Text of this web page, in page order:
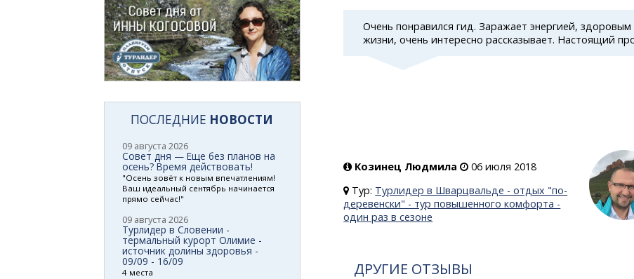
Очень понравился гид. Заражает энергией,
жизни, очень интересно рассказывает. Настоящий
Козинец Людмила
06 июля 2018
Тур: Турлидер в Шварцвальде - отдых "по-
деревенски" - тур повышенного комфорта -
один раз в сезоне
ДРУГИЕ ОТЗЫВЫ
ПОСЛЕДНИЕ НОВОСТИ
09 августа 2026
Совет дня — Еще без планов на
осень? Время действовать!
"Осень зовёт к новым впечатлениям!
Ваш идеальный сентябрь начинается
прямо сейчас!"
09 августа 2026
Турлидер в Словении -
термальный курорт Олимие -
источник долины здоровья -
09/09 - 16/09
4 места